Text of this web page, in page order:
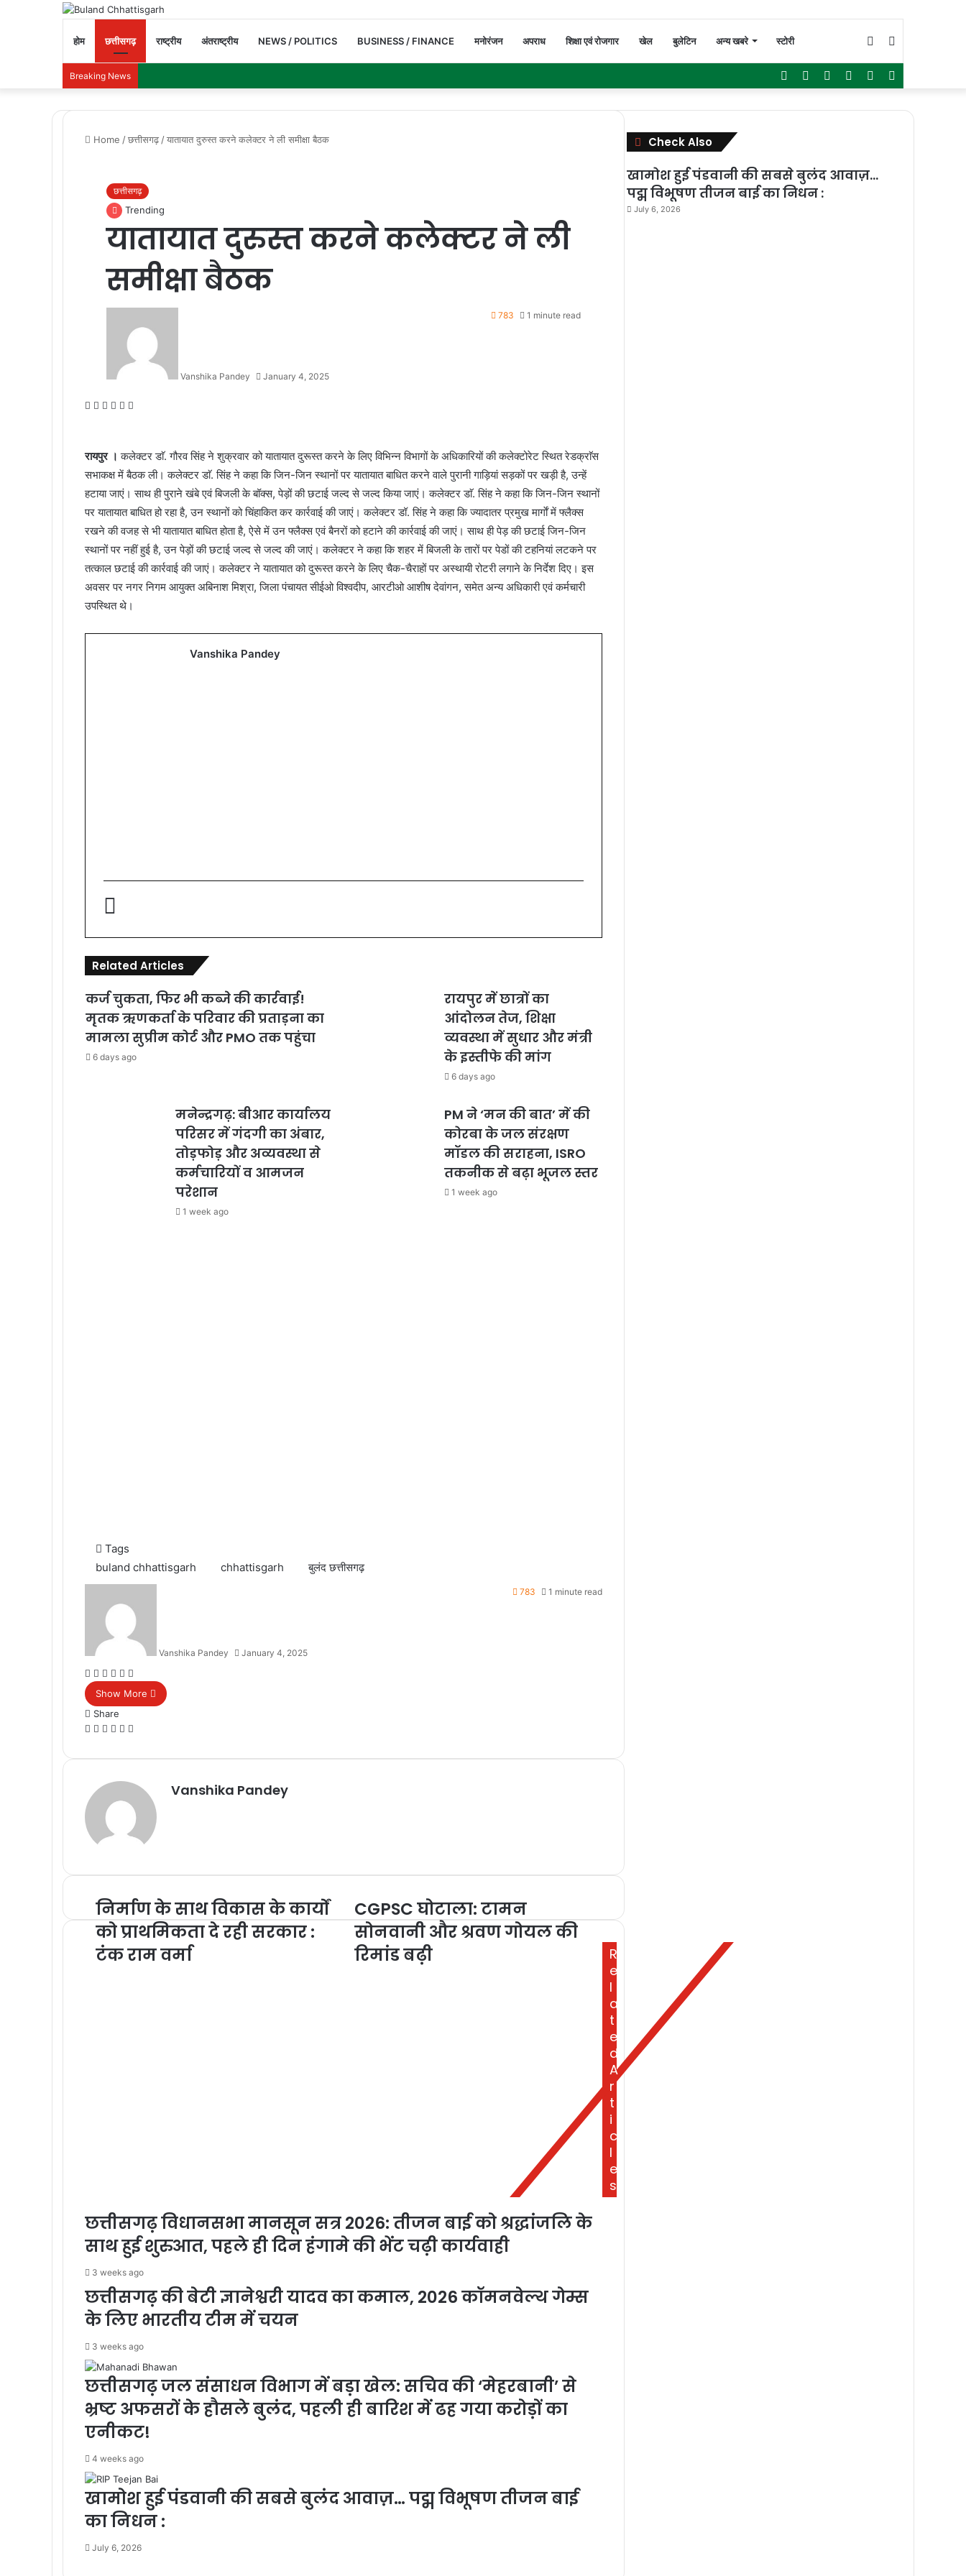
होम छत्तीसगढ़ राष्ट्रीय अंतराष्ट्रीय NEWS / POLITICS BUSINESS / FINANCE मनोरंजन अपराध शिक्षा एवं रोजगार खेल बुलेटिन अन्य खबरे स्टोरी Switch
skin
Breaking News WhatsApp
Instagram
YouTube
Twitter
Facebook
Home /छत्तीसगढ़ /यातायात दुरुस्त करने कलेक्टर ने ली समीक्षा बैठक
छत्तीसगढ़
Trending
यातायात दुरुस्त करने कलेक्टर ने ली
समीक्षा बैठक
Vanshika Pandey January 4, 2025
783 1 minute read
Facebook
Twitter
Messenger
Messenger
WhatsApp
रायपुर । कलेक्टर डाॅ. गौरव सिंह ने शुक्रवार को यातायात दुरूस्त करने के लिए विभिन्न विभागों के अधिकारियों की कलेक्टोरेट स्थित रेडक्राॅस
सभाकक्ष में बैठक ली। कलेक्टर डाॅ. सिंह ने कहा कि जिन-जिन स्थानों पर यातायात बाधित करने वाले पुरानी गाड़ियां सड़कों पर खड़ी है, उन्हें
हटाया जाएं। साथ ही पुराने खंबे एवं बिजली के बॉक्स, पेड़ों की छटाई जल्द से जल्द किया जाएं। कलेक्टर डाॅ. सिंह ने कहा कि जिन-जिन स्थानों
पर यातायात बाधित हो रहा है, उन स्थानों को चिंहाकित कर कार्रवाई की जाएं। कलेक्टर डॉ. सिंह ने कहा कि ज्यादातर प्रमुख मार्गाें में फ्लैक्स
रखने की वजह से भी यातायात बाधित होता है, ऐसे में उन फ्लैक्स एवं बैनरों को हटाने की कार्रवाई की जाएं। साथ ही पेड़ की छटाई जिन-जिन
स्थानों पर नहीं हुई है, उन पेड़ों की छटाई जल्द से जल्द की जाएं। कलेक्टर ने कहा कि शहर में बिजली के तारों पर पेडों की टहनियां लटकने पर
तत्काल छटाई की कार्रवाई की जाएं। कलेक्टर ने यातायात को दुरूस्त करने के लिए चैक-चैराहों पर अस्थायी रोटरी लगाने के निर्देश दिए। इस
अवसर पर नगर निगम आयुक्त अबिनाश मिश्रा, जिला पंचायत सीईओ विश्वदीप, आरटीओ आशीष देवांगन, समेत अन्य अधिकारी एवं कर्मचारी
उपस्थित थे।
Vanshika Pandey
Related Articles
कर्ज चुकता, फिर भी कब्जे की कार्रवाई!
मृतक ऋणकर्ता के परिवार की प्रताड़ना का
मामला सुप्रीम कोर्ट और PMO तक पहुंचा
6 days ago
रायपुर में छात्रों का
आंदोलन तेज, शिक्षा
व्यवस्था में सुधार और मंत्री
के इस्तीफे की मांग
6 days ago
मनेन्द्रगढ़: बीआर कार्यालय
परिसर में गंदगी का अंबार,
तोड़फोड़ और अव्यवस्था से
कर्मचारियों व आमजन
परेशान
1 week ago
PM ने ‘मन की बात’ में की
कोरबा के जल संरक्षण
मॉडल की सराहना, ISRO
तकनीक से बढ़ा भूजल स्तर
1 week ago
Tags
buland chhattisgarh
chhattisgarh बुलंद छत्तीसगढ़
Vanshika Pandey January 4, 2025
783 1 minute read
Facebook
Twitter
Messenger
Messenger
WhatsApp
Show More
Share
Facebook
Twitter
Messenger
Messenger
WhatsApp
Vanshika Pandey
निर्माण के साथ विकास के कार्यों
को प्राथमिकता दे रही सरकार :
टंक राम वर्मा
CGPSC घोटाला: टामन
सोनवानी और श्रवण गोयल की
रिमांड बढ़ी
R
e
l
a
t
e
d
A
r
t
i
c
l
e
s
छत्तीसगढ़ विधानसभा मानसून सत्र 2026: तीजन बाई को श्रद्धांजलि के
साथ हुई शुरुआत, पहले ही दिन हंगामे की भेंट चढ़ी कार्यवाही
3 weeks ago
छत्तीसगढ़ की बेटी ज्ञानेश्वरी यादव का कमाल, 2026 कॉमनवेल्थ गेम्स
के लिए भारतीय टीम में चयन
3 weeks ago
छत्तीसगढ़ जल संसाधन विभाग में बड़ा खेल: सचिव की ‘मेहरबानी’ से
भ्रष्ट अफसरों के हौसले बुलंद, पहली ही बारिश में ढह गया करोड़ों का
एनीकट!
4 weeks ago
खामोश हुई पंडवानी की सबसे बुलंद आवाज़… पद्म विभूषण तीजन बाई
का निधन :
July 6, 2026
Check Also
Close
खामोश हुई पंडवानी की सबसे बुलंद आवाज़…
पद्म विभूषण तीजन बाई का निधन :
July 6, 2026